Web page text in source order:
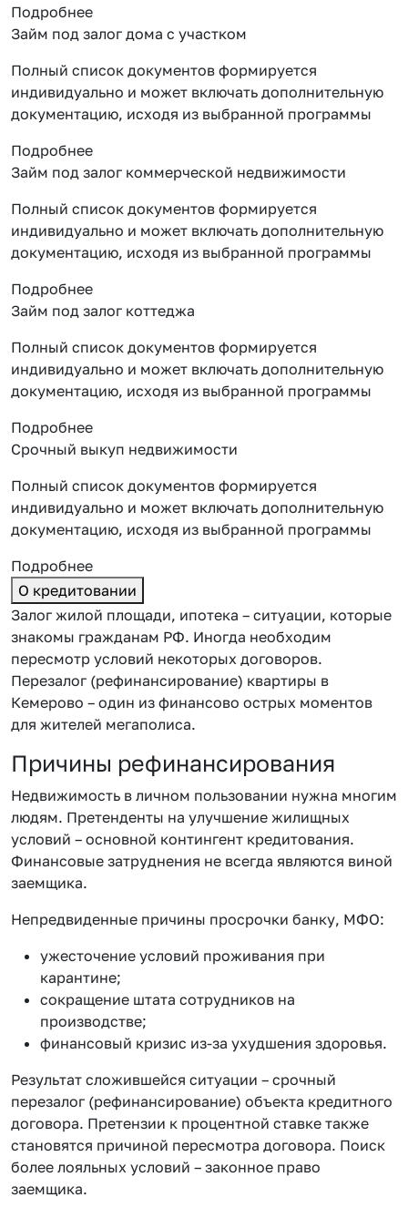
Подробнее
Займ под залог дома с участком
Полный список документов формируется
индивидуально и может включать дополнительную
документацию, исходя из выбранной программы
Подробнее
Займ под залог коммерческой недвижимости
Полный список документов формируется
индивидуально и может включать дополнительную
документацию, исходя из выбранной программы
Подробнее
Займ под залог коттеджа
Полный список документов формируется
индивидуально и может включать дополнительную
документацию, исходя из выбранной программы
Подробнее
Срочный выкуп недвижимости
Полный список документов формируется
индивидуально и может включать дополнительную
документацию, исходя из выбранной программы
Подробнее
О кредитовании
Залог жилой площади, ипотека – ситуации, которые
знакомы гражданам РФ. Иногда необходим
пересмотр условий некоторых договоров.
Перезалог (рефинансирование) квартиры в
Кемерово – один из финансово острых моментов
для жителей мегаполиса.
Причины рефинансирования
Недвижимость в личном пользовании нужна многим
людям. Претенденты на улучшение жилищных
условий – основной контингент кредитования.
Финансовые затруднения не всегда являются виной
заемщика.
Непредвиденные причины просрочки банку, МФО:
ужесточение условий проживания при
карантине;
сокращение штата сотрудников на
производстве;
финансовый кризис из-за ухудшения здоровья.
Результат сложившейся ситуации – срочный
перезалог (рефинансирование) объекта кредитного
договора. Претензии к процентной ставке также
становятся причиной пересмотра договора. Поиск
более лояльных условий – законное право
заемщика.